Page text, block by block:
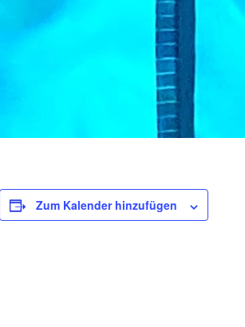
Zum Kalender hinzufügen